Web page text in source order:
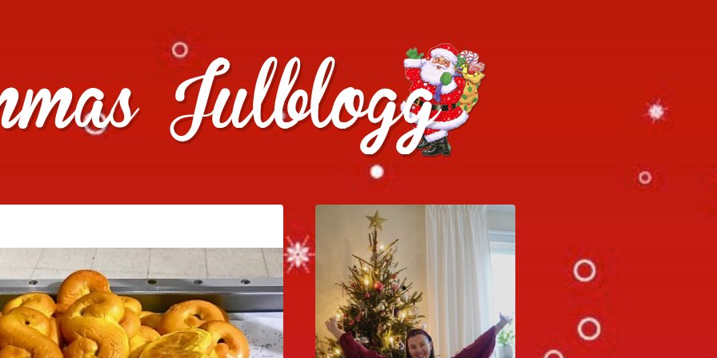
julklappstips, julkalendrar, adventskalendrar , julpyssel och julrecept!